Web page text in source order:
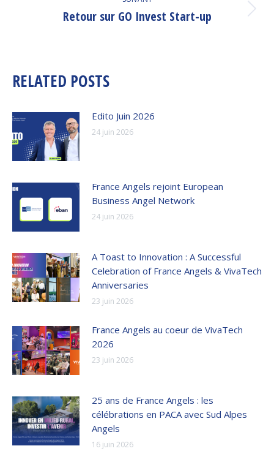
Article
Retour sur GO Invest Start-up
RELATED POSTS
Edito Juin 2026
24 juin 2026
France Angels rejoint European
Business Angel Network
24 juin 2026
A Toast to Innovation : A Successful
Celebration of France Angels & VivaTech
Anniversaries
23 juin 2026
France Angels au coeur de VivaTech
2026
23 juin 2026
25 ans de France Angels : les
célébrations en PACA avec Sud Alpes
Angels
16 juin 2026